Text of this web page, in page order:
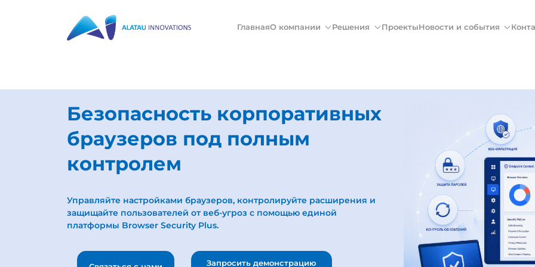
ГлавнаяО компании Решения ПроектыНовости и события
Безопасность корпоративных
браузеров под полным
контролем
Управляйте настройками браузеров, контролируйте расширения и
защищайте пользователей от веб-угроз с помощью единой
платформы Browser Security Plus.
Запросить демонстрацию